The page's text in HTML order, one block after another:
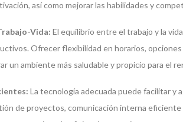
así como mejorar las habilidades y
Vida: El equilibrio entre el trabajo y la
Ofrecer flexibilidad en horarios,
un ambiente más saludable y propicio para el
La tecnología adecuada puede facilitar y
de proyectos, comunicación interna